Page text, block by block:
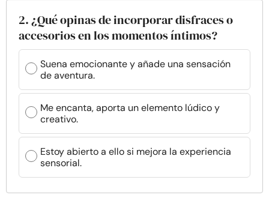
2. ¿Qué opinas de incorporar disfraces o
accesorios en los momentos íntimos?
Suena emocionante y añade una sensación
de aventura.
Me encanta, aporta un elemento lúdico y
creativo.
Estoy abierto a ello si mejora la experiencia
sensorial.